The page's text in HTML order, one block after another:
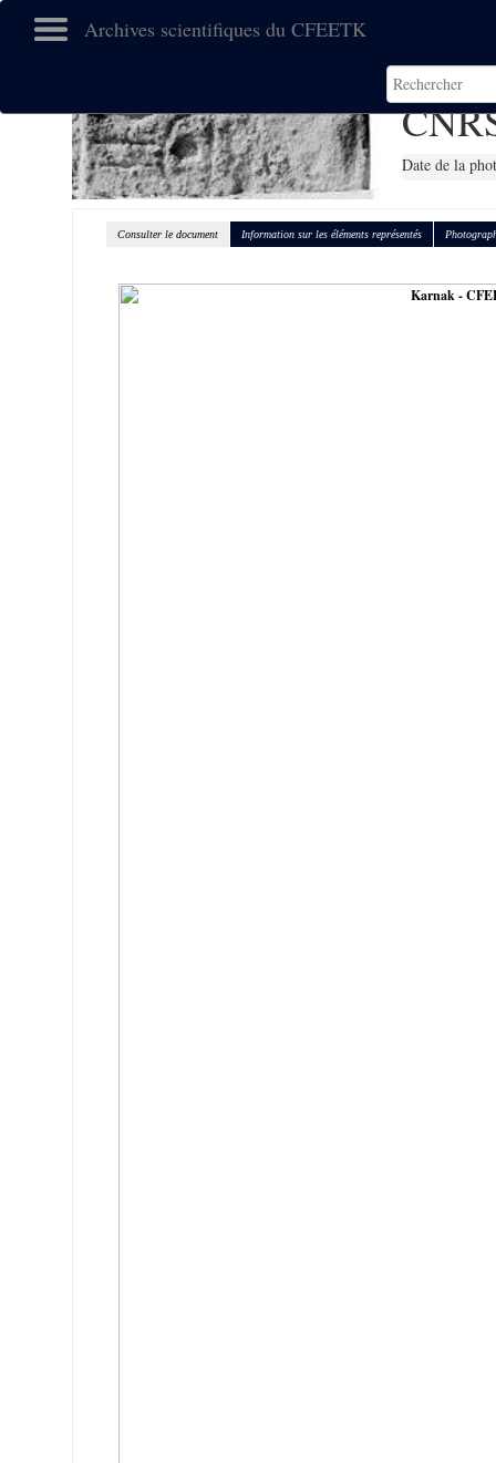
Archives scientifiques du CFEETK
Date de la
Consulter le document Information sur les éléments représentés